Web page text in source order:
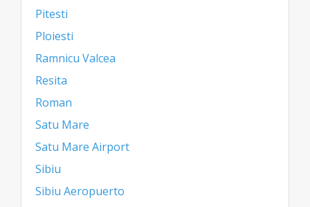
Pitesti
Ploiesti
Ramnicu Valcea
Resita
Roman
Satu Mare
Satu Mare Airport
Sibiu
Sibiu Aeropuerto